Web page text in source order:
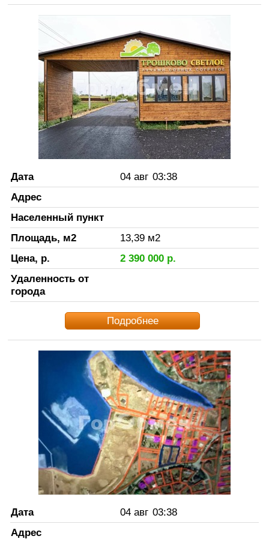
Дата 04 авг 03:38
Адрес
Населенный пункт
Площадь, м2
13,39 м2
Цена, р.
2 390 000р.
Удаленность от
города
Подробнее
Дата 04 авг 03:38
Адрес